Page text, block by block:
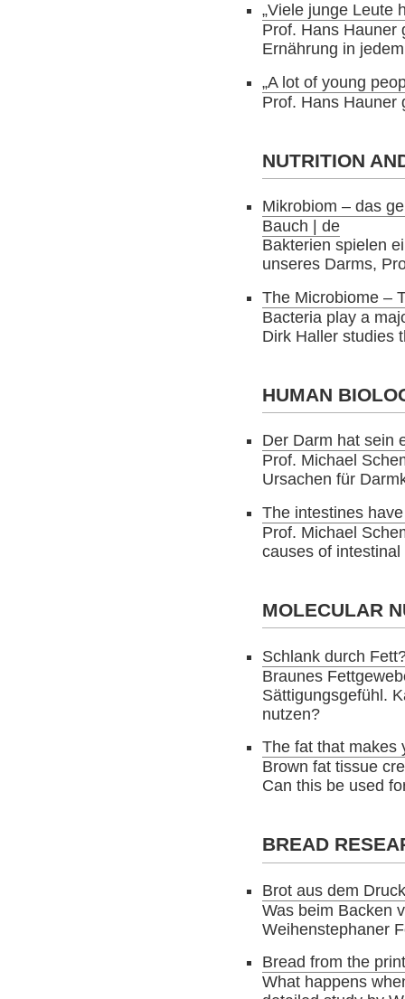
„Viele junge Leute
Prof. Hans Hauner
Ernährung in
„A lot of young
Prof. Hans Hauner
NUTRITION
Mikrobiom – das
Bauch | de
Bakterien spielen
unseres Darms,
The Microbiome –
Bacteria play a
Dirk Haller studies
HUMAN
Der Darm hat sein
Prof. Michael
Ursachen für
The intestines
Prof. Michael
causes of
MOLECULAR
Schlank durch
Braunes
Sättigungsgefühl.
nutzen?
The fat that makes
Brown fat tissue
Can this be used
BREAD
Brot aus dem
Was beim Backen
Weihenstephaner
Bread from the
What happens